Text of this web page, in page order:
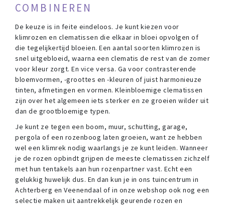
COMBINEREN
De keuze is in feite eindeloos. Je kunt kiezen voor
klimrozen en clematissen die elkaar in bloei opvolgen of
die tegelijkertijd bloeien. Een aantal soorten klimrozen is
snel uitgebloeid, waarna een clematis de rest van de zomer
voor kleur zorgt. En vice versa. Ga voor contrasterende
bloemvormen, -groottes en -kleuren of juist harmonieuze
tinten, afmetingen en vormen. Kleinbloemige clematissen
zijn over het algemeen iets sterker en ze groeien wilder uit
dan de grootbloemige typen.
Je kunt ze tegen een boom, muur, schutting, garage,
pergola of een rozenboog laten groeien, want ze hebben
wel een klimrek nodig waarlangs je ze kunt leiden. Wanneer
je de rozen opbindt grijpen de meeste clematissen zichzelf
met hun tentakels aan hun rozenpartner vast. Echt een
gelukkig huwelijk dus. En dan kun je in ons tuincentrum in
Achterberg en Veenendaal of in onze webshop ook nog een
selectie maken uit aantrekkelijk geurende rozen en